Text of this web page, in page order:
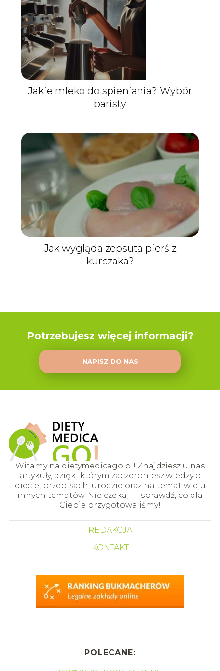
Jakie mleko do spieniania? Wybór
baristy
Jak wygląda zepsuta pierś z
kurczaka?
Potrzebujesz więcej informacji?
NAPISZ DO NAS
Witamy na dietymedicago.pl! Znajdziesz u nas
artykuły, dzięki którym zaczerpniesz wiedzy o
diecie, przepisach, urodzie oraz na temat wielu
innych tematów. Nie czekaj — sprawdź, co dla
Ciebie przygotowaliśmy!
REDAKCJA
KONTAKT
POLECANE: